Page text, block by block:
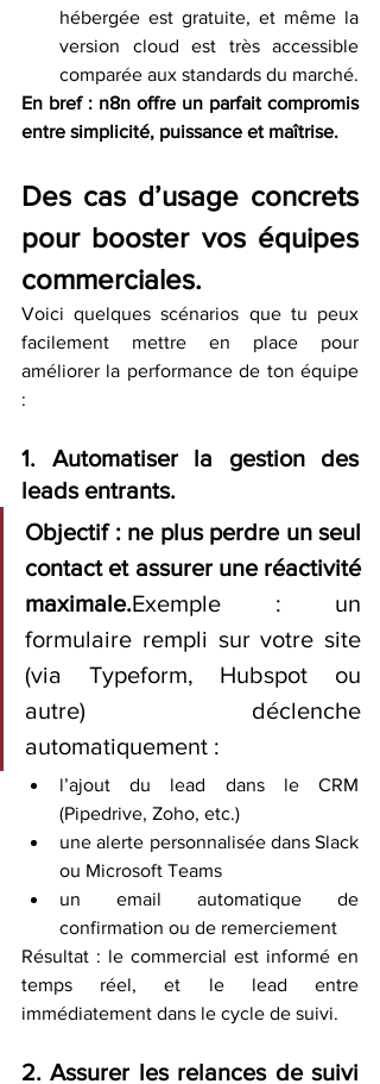
hébergée est gratuite, et même la
version cloud est très accessible
comparée aux standards du marché.
En bref : n8n offre un parfait compromis
entre simplicité, puissance et maîtrise.
Des cas d’usage concrets
pour booster vos équipes
commerciales.
Voici quelques scénarios que tu peux
facilement mettre en place pour
améliorer la performance de ton équipe
:
1. Automatiser la gestion des
leads entrants.
Objectif : ne plus perdre un seul
contact et assurer une réactivité
maximale.Exemple : un
formulaire rempli sur votre site
(via Typeform, Hubspot ou
autre) déclenche
automatiquement :
l’ajout du lead dans le CRM
(Pipedrive, Zoho, etc.)
une alerte personnalisée dans Slack
ou Microsoft Teams
un email automatique de
confirmation ou de remerciement
Résultat : le commercial est informé en
temps réel, et le lead entre
immédiatement dans le cycle de suivi.
2. Assurer les relances de suivi